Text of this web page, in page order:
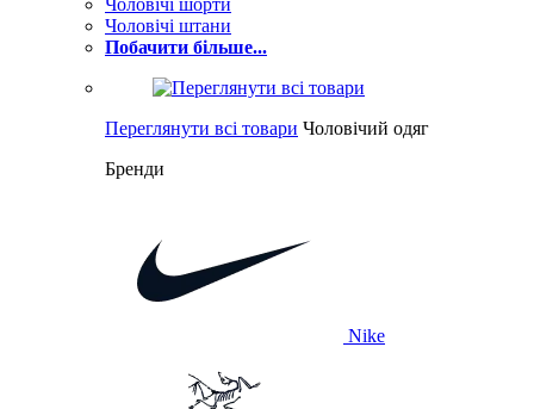
Чоловічі шорти
Чоловічі штани
Побачити більше...
Переглянути всі товари Чоловічий одяг
Бренди
Nike